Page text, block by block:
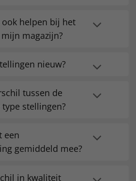
helpen bij het
magazijn?
nieuw?
tussen de
stellingen?
een
gemiddeld mee?
in kwaliteit